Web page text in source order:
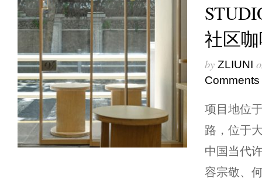
社区
by ZLIUNI
Comments
项目地位
路，位于
中国当代
容宗敬、